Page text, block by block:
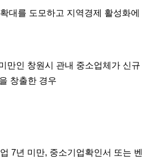
대를 도모하고 지역경제 활성화에
만인 창원시 관내 중소업체가 신규
창출한 경우
7년 미만, 중소기업확인서 또는 벤